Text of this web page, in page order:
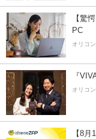
【驚
PC
オリコ
『
オリコ
【8